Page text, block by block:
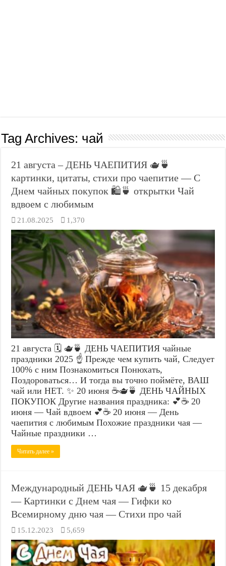
Tag Archives: чай
21 августа – ДЕНЬ ЧАЕПИТИЯ 🫖🍵
картинки, цитаты, стихи про чаепитие — С
Днем чайных покупок 🛍️🍵 открытки Чай
вдвоем с любимым
21.08.2025 1,370
21 августа 🗓️ 🫖🍵 ДЕНЬ ЧАЕПИТИЯ чайные
праздники 2025 ☝️ Прежде чем купить чай, Следует
100% с ним Познакомиться Понюхать,
Поздороваться… И тогда вы точно поймёте, ВАШ
чай или HET. ✨ 20 июня ☕🫖🍵 ДЕНЬ ЧАЙНЫХ
ПОКУПОК Другие названия праздника: 💕☕ 20
июня — Чай вдвоем 💕☕ 20 июня — День
чаепития с любимым Похожие праздники чая —
Чайные праздники …
Читать далее »
Международный ДЕНЬ ЧАЯ 🫖🍵 15 декабря
— Картинки с Днем чая — Гифки ко
Всемирному дню чая — Стихи про чай
15.12.2023 5,659